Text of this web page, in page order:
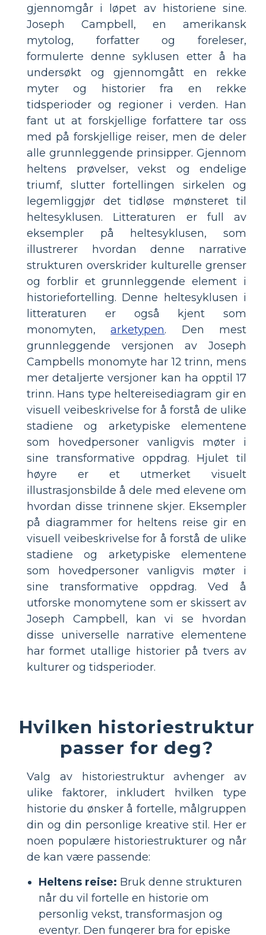
gjennomgår i løpet av historiene sine.
Joseph Campbell, en amerikansk
mytolog, forfatter og foreleser,
formulerte denne syklusen etter å ha
undersøkt og gjennomgått en rekke
myter og historier fra en rekke
tidsperioder og regioner i verden. Han
fant ut at forskjellige forfattere tar oss
med på forskjellige reiser, men de deler
alle grunnleggende prinsipper. Gjennom
heltens prøvelser, vekst og endelige
triumf, slutter fortellingen sirkelen og
legemliggjør det tidløse mønsteret til
heltesyklusen. Litteraturen er full av
eksempler på heltesyklusen, som
illustrerer hvordan denne narrative
strukturen overskrider kulturelle grenser
og forblir et grunnleggende element i
historiefortelling. Denne heltesyklusen i
litteraturen er også kjent som
monomyten,arketypen. Den mest
grunnleggende versjonen av Joseph
Campbells monomyte har 12 trinn, mens
mer detaljerte versjoner kan ha opptil 17
trinn. Hans type heltereisediagram gir en
visuell veibeskrivelse for å forstå de ulike
stadiene og arketypiske elementene
som hovedpersoner vanligvis møter i
sine transformative oppdrag. Hjulet til
høyre er et utmerket visuelt
illustrasjonsbilde å dele med elevene om
hvordan disse trinnene skjer. Eksempler
på diagrammer for heltens reise gir en
visuell veibeskrivelse for å forstå de ulike
stadiene og arketypiske elementene
som hovedpersoner vanligvis møter i
sine transformative oppdrag. Ved å
utforske monomytene som er skissert av
Joseph Campbell, kan vi se hvordan
disse universelle narrative elementene
har formet utallige historier på tvers av
kulturer og tidsperioder.
Hvilken historiestruktur
passer for deg?
Valg av historiestruktur avhenger av
ulike faktorer, inkludert hvilken type
historie du ønsker å fortelle, målgruppen
din og din personlige kreative stil. Her er
noen populære historiestrukturer og når
de kan være passende:
Heltens reise: Bruk denne strukturen
når du vil fortelle en historie om
personlig vekst, transformasjon og
eventyr. Den fungerer bra for episke